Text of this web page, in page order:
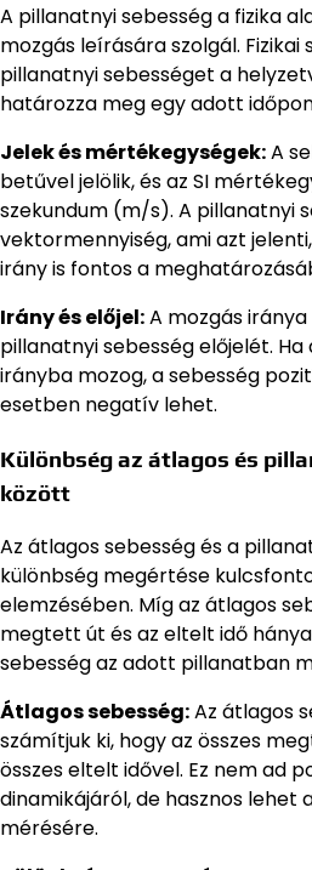
A pillanatnyi sebesség a fizika
mozgás leírására szolgál.
pillanatnyi sebességet a
határozza meg egy adott
Jelek és mértékegységek:A
betűvel jelölik, és az SI
szekundum (m/s). A pillanatnyi
vektormennyiség, ami azt
irány is fontos a
Irány és előjel:A mozgás
pillanatnyi sebesség előjelét.
irányba mozog, a sebesség
esetben negatív lehet.
Különbség az átlagos és
között
Az átlagos sebesség és a
különbség megértése
elemzésében. Míg az átlagos
megtett út és az eltelt idő
sebesség az adott pillanatban
Átlagos sebesség:Az átlagos
számítjuk ki, hogy az összes
összes eltelt idővel. Ez nem ad
dinamikájáról, de hasznos
mérésére.